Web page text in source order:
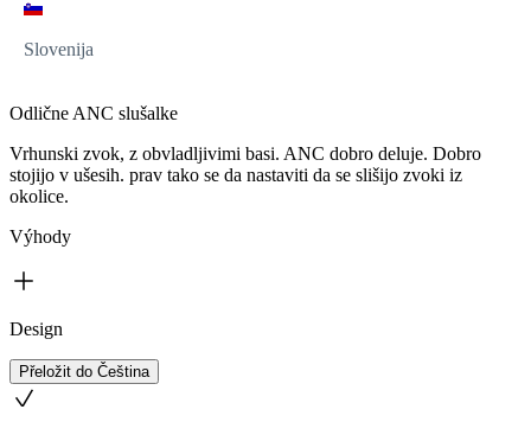
Slovenija
Odlične ANC slušalke
Vrhunski zvok, z obvladljivimi basi. ANC dobro deluje. Dobro
stojijo v ušesih. prav tako se da nastaviti da se slišijo zvoki iz
okolice.
Výhody
Design
Přeložit do Čeština